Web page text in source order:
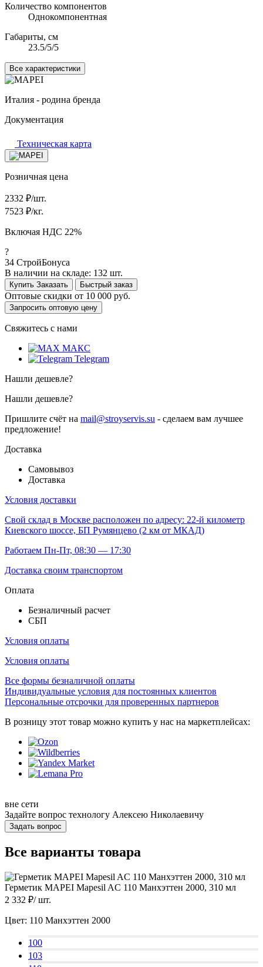
Количество компонентов
Однокомпонентная
Габариты, см
23.5/5/5
Все характеристики
Италия - родина бренда
Документация
Техническая карта
Розничная цена
2332 ₽/шт.
7523 ₽/кг.
Включая НДС 22%
?
34 СтройБонуса
В наличии на складе: 132 шт.
Купить Заказать Быстрый заказ
Оптовые скидки от 10 000 руб.
Запросить оптовую цену
Свяжитесь с нами
МАКС
Telegram
Нашли дешевле?
Нашли дешевле?
Пришлите счёт на mail@stroyservis.su - сделаем вам лучшее
предложение!
Доставка
Самовывоз
Доставка
Условия доставки
Свой склад в Москве расположен по адресу: 22-й километр
Киевского шоссе, БП Румянцево (2 км от МКАД)
Работаем Пн-Пт, 08:30 — 17:30
Доставка своим транспортом
Оплата
Безналичный расчет
СБП
Условия оплаты
Условия оплаты
Все формы безналичной оплаты
Индивидуальные условия для постоянных клиентов
Персональные отсрочки для проверенных партнеров
В розницу этот товар можно купить у нас на маркетплейсах:
вне сети
Задайте вопрос технологу Алексею Николаевичу
Задать вопрос
Все варианты товара
Герметик MAPEI Mapesil AC 110 Манхэттен 2000, 310 мл
2 332 ₽/ шт.
Цвет: 110 Манхэттен 2000
100
103